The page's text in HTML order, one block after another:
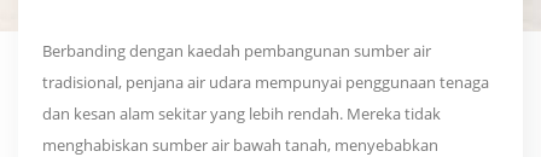
Berbanding dengan kaedah pembangunan sumber air
tradisional, penjana air udara mempunyai penggunaan tenaga
dan kesan alam sekitar yang lebih rendah. Mereka tidak
menghabiskan sumber air bawah tanah, menyebabkan